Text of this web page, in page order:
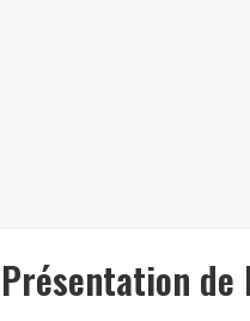
Présentation de